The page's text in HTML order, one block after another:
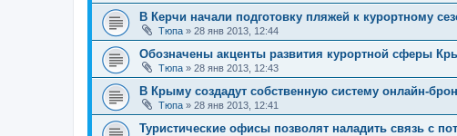
В Керчи начали подготовку пляжей к курортному
Тюпа » 28 янв 2013, 12:44
Обозначены акценты развития курортной сферы
Тюпа » 28 янв 2013, 12:43
В Крыму создадут собственную систему онлайн-
Тюпа » 28 янв 2013, 12:41
Туристические офисы позволят наладить связь с